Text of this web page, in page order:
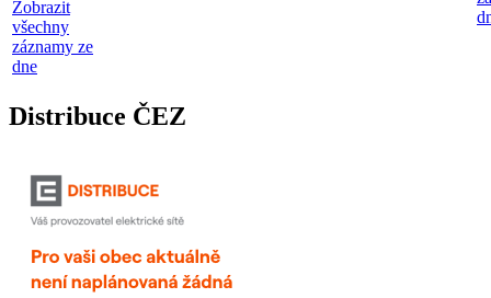
Zobrazit
všechny
záznamy ze
dne
Distribuce ČEZ